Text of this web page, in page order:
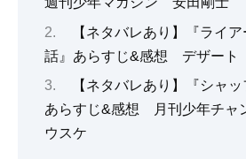
【ネタバレあり】『ライ
話』あらすじ&感想 デザー
【ネタバレあり】『シャッ
あらすじ&感想 月刊少年チ
ウスケ